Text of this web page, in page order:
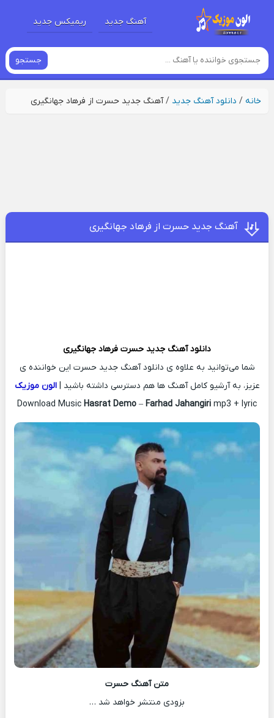
آهنگ جدید ریمیکس جدید
جستجو
خانه/ دانلود آهنگ جدید /آهنگ جدید حسرت از فرهاد جهانگیری
آهنگ جدید حسرت از فرهاد جهانگیری
دانلود آهنگ جدید حسرت فرهاد جهانگیری
شما می‌توانید به علاوه ی دانلود آهنگ جدید حسرت این خواننده ی
عزیز، به آرشیو کامل آهنگ ها هم دسترسی داشته باشید |الون موزیک
Download Music Hasrat Demo – Farhad Jahangiri mp3 + lyric
متن آهنگ حسرت
بزودی منتشر خواهد شد …